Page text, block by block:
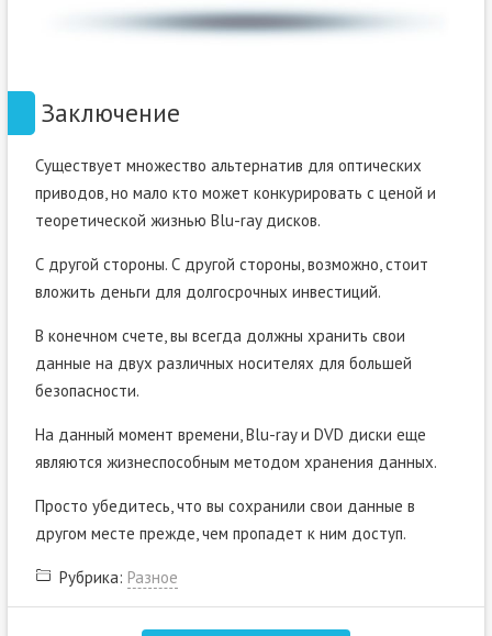
Заключение
Существует множество альтернатив для оптических
приводов, но мало кто может конкурировать с ценой и
теоретической жизнью Blu-ray дисков.
С другой стороны. С другой стороны, возможно, стоит
вложить деньги для долгосрочных инвестиций.
В конечном счете, вы всегда должны хранить свои
данные на двух различных носителях для большей
безопасности.
На данный момент времени, Blu-ray и DVD диски еще
являются жизнеспособным методом хранения данных.
Просто убедитесь, что вы сохранили свои данные в
другом месте прежде, чем пропадет к ним доступ.
Рубрика: Разное